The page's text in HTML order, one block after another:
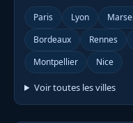
Paris Lyon
Bordeaux
Rennes
Montpellier
Nice
Voir toutes les villes